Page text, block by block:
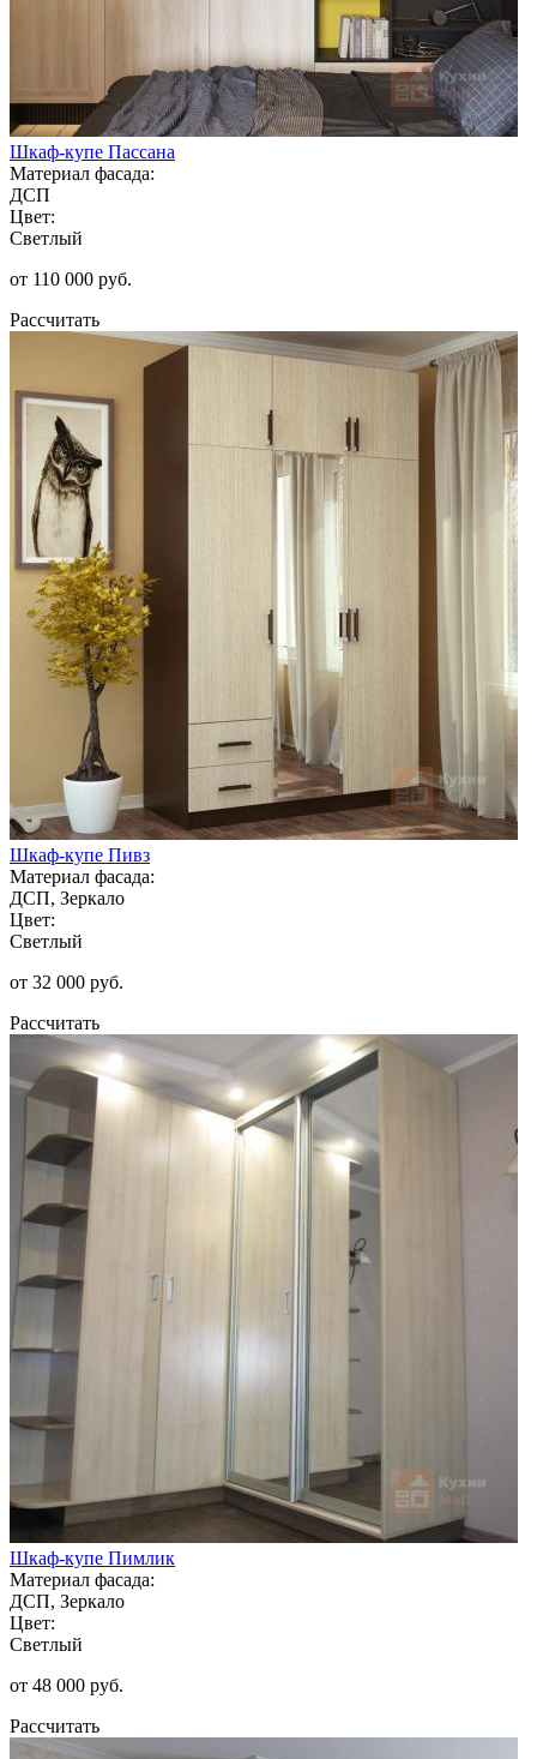
Шкаф-купе Пассана
Материал фасада:
ДСП
Цвет:
Светлый
от 110 000 руб.
Рассчитать
Шкаф-купе Пивз
Материал фасада:
ДСП, Зеркало
Цвет:
Светлый
от 32 000 руб.
Рассчитать
Шкаф-купе Пимлик
Материал фасада:
ДСП, Зеркало
Цвет:
Светлый
от 48 000 руб.
Рассчитать